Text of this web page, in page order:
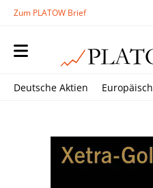
Zum PLATOW Brief
Deutsche Aktien